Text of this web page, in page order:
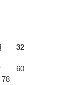
演 32
討 60